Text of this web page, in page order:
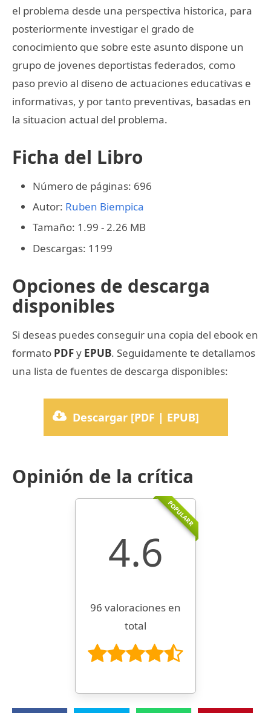
el problema desde una perspectiva historica, para
posteriormente investigar el grado de
conocimiento que sobre este asunto dispone un
grupo de jovenes deportistas federados, como
paso previo al diseno de actuaciones educativas e
informativas, y por tanto preventivas, basadas en
la situacion actual del problema.
Ficha del Libro
Número de páginas: 696
Autor: Ruben Biempica
Tamaño: 1.99 - 2.26 MB
Descargas: 1199
Opciones de descarga
disponibles
Si deseas puedes conseguir una copia del ebook en
formato PDFy EPUB. Seguidamente te detallamos
una lista de fuentes de descarga disponibles:
Descargar [PDF | EPUB]
Opinión de la crítica
POPULARR
4.6
96 valoraciones en
total